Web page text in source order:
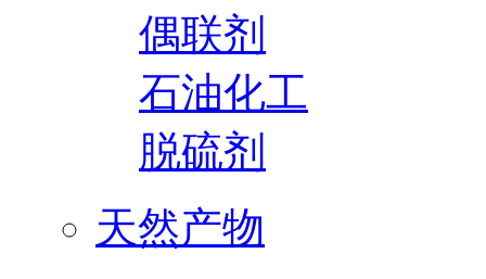
偶联剂
石油化工
脱硫剂
天然产物